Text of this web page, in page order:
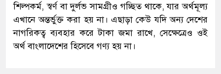
শিল্পকর্ম, স্বর্ণ বা দুর্লভ সামগ্রীও গচ্ছিত থাকে, যার অর্থমূল্য
এখানে অন্তর্ভুক্ত করা হয় না। এছাড়া কেউ যদি অন্য দেশের
নাগরিকত্ব ব্যবহার করে টাকা জমা রাখে, সেক্ষেত্রেও ওই
অর্থ বাংলাদেশের হিসেবে গণ্য হয় না।